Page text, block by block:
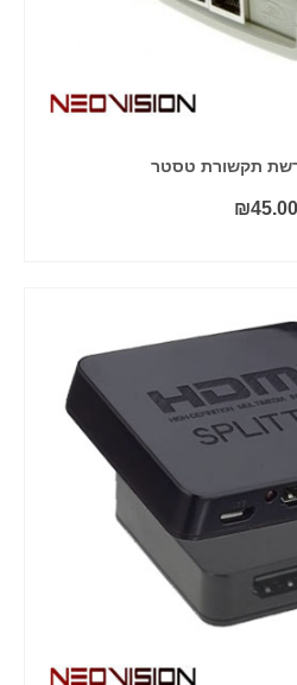
רשת תקשורת טסטר
₪45.00